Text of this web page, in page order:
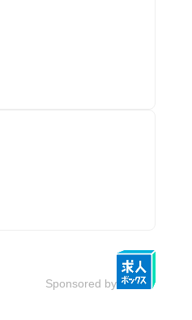
Sponsored by